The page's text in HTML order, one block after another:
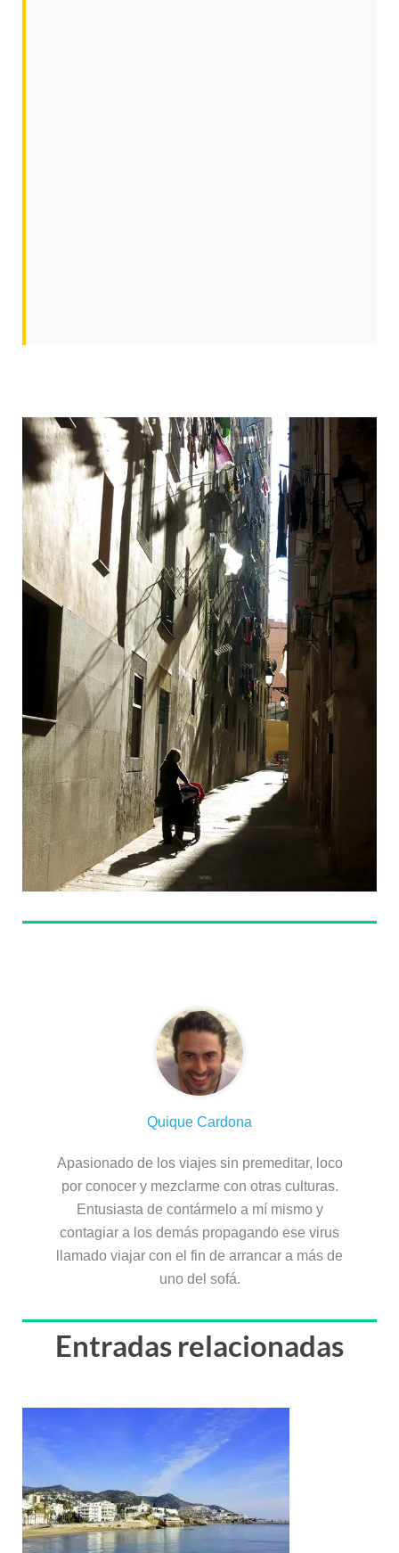
Quique Cardona
Apasionado de los viajes sin premeditar, loco
por conocer y mezclarme con otras culturas.
Entusiasta de contármelo a mí mismo y
contagiar a los demás propagando ese virus
llamado viajar con el fin de arrancar a más de
uno del sofá.
Entradas relacionadas